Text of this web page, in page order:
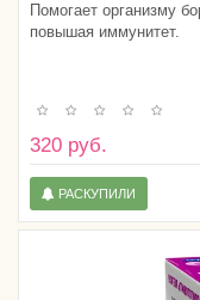
Помогает организму
повышая иммунитет.
320 руб.
РАСКУПИЛИ